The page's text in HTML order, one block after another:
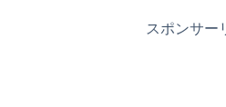
スポンサー